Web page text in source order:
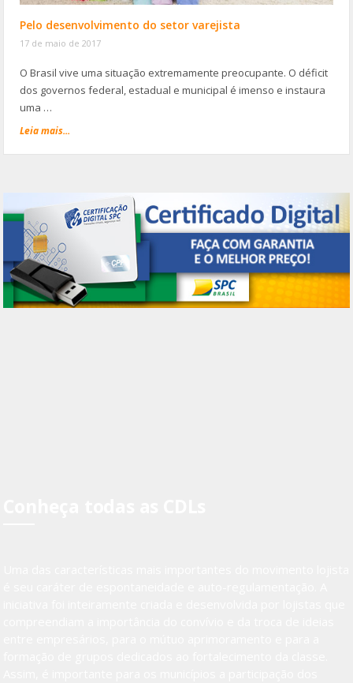
Pelo desenvolvimento do setor varejista
17 de maio de 2017
O Brasil vive uma situação extremamente preocupante. O déficit
dos governos federal, estadual e municipal é imenso e instaura
uma …
Leia mais...